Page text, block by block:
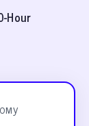
Hour